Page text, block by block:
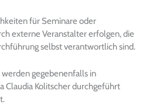
für Seminare oder
externe Veranstalter erfolgen, die
selbst verantwortlich sind.
gegebenenfalls in
Claudia Kolitscher durchgeführt